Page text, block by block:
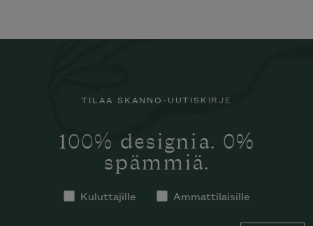
TILAA SKANNO-UUTISKIRJE
100% designia. 0%
spämmiä.
Kuluttajille Ammattilaisille